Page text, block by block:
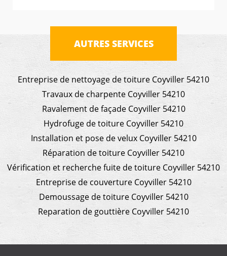
AUTRES SERVICES
Entreprise de nettoyage de toiture Coyviller 54210
Travaux de charpente Coyviller 54210
Ravalement de façade Coyviller 54210
Hydrofuge de toiture Coyviller 54210
Installation et pose de velux Coyviller 54210
Réparation de toiture Coyviller 54210
Vérification et recherche fuite de toiture Coyviller 54210
Entreprise de couverture Coyviller 54210
Demoussage de toiture Coyviller 54210
Reparation de gouttière Coyviller 54210